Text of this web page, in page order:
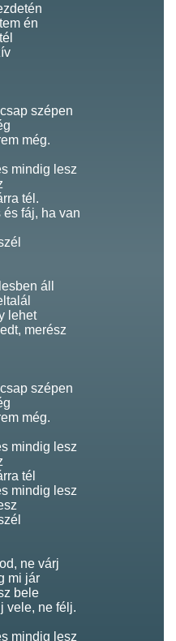
én
szépen
még.
mindig lesz
tél.
fáj, ha van
áll
lehet
merész
szépen
még.
mindig lesz
tél
mindig lesz
ne várj
mi jár
bele
vele, ne félj.
mindig lesz